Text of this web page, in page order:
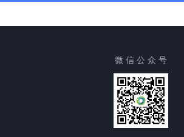
微 信 公 众 号